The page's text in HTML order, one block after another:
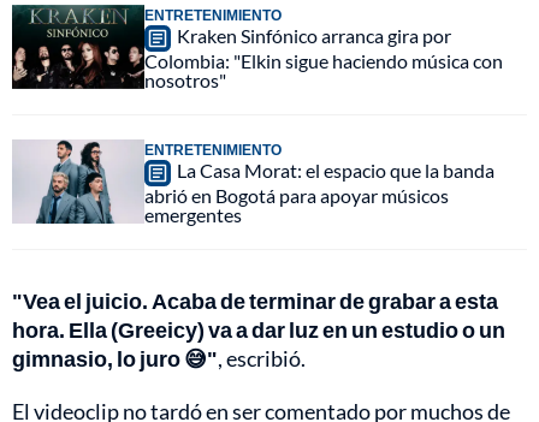
ENTRETENIMIENTO
Kraken Sinfónico arranca gira por
Colombia: "Elkin sigue haciendo música con
nosotros"
ENTRETENIMIENTO
La Casa Morat: el espacio que la banda
abrió en Bogotá para apoyar músicos
emergentes
"Vea el juicio. Acaba de terminar de grabar a esta
hora. Ella (Greeicy) va a dar luz en un estudio o un
gimnasio, lo juro 😅", escribió.
El videoclip no tardó en ser comentado por muchos de